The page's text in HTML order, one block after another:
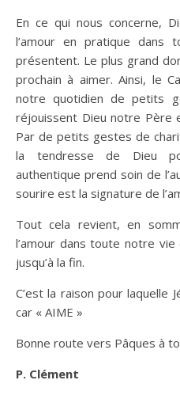
En ce qui nous concerne,
l’amour en pratique dans
présentent. Le plus grand
prochain à aimer. Ainsi, le
notre quotidien de petits
réjouissent Dieu notre Père
Par de petits gestes de
la tendresse de Dieu
authentique prend soin de
sourire est la signature de
Tout cela revient, en
l’amour dans toute notre
jusqu’à la fin.
C’est la raison pour laquelle
car « AIME »
Bonne route vers Pâques à
P. Clément